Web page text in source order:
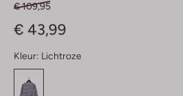
€ 109,95
€ 43,99
Kleur: Lichtroze